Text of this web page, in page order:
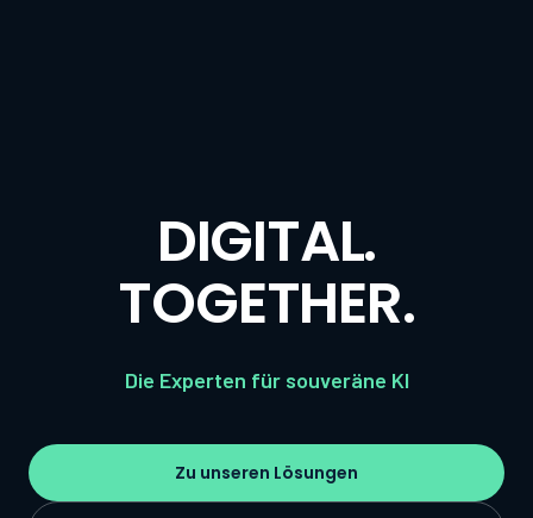
DIGITAL.
TOGETHER.
Die Experten für souveräne KI
Zu unseren Lösungen